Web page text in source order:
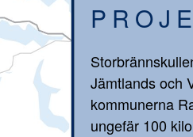
Jämtlands och
kommunerna
ungefär 100